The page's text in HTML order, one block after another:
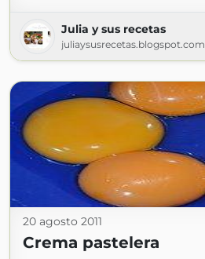
Julia y sus recetas
juliaysusrecetas.blogspot.com
20 agosto 2011
Crema pastelera